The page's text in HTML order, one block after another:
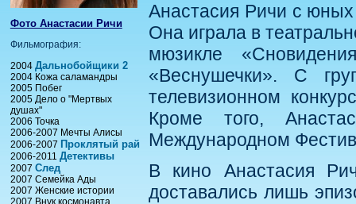
Фото Анастасии Ричи
Фильмография:
2004 Дальнобойщики 2
2004 Кожа саламандры
2005 Побег
2005 Дело о "Мертвых
душах"
2006 Точка
2006-2007 Мечты Алисы
2006-2007 Проклятый рай
2006-2011 Детективы
2007 След
2007 Семейка Ады
2007 Женские истории
2007 Внук космонавта
Анастасия Ричи с юных
Она играла в
мюзикле
«Веснушечки». С
телевизионном
Кроме того,
Международном
В кино Анастасия
доставались лишь